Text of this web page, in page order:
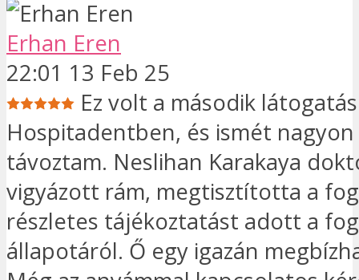
Erhan Eren
22:01 13 Feb 25
Ez volt a második
Hospitadentben, és ismét
távoztam. Neslihan Karakaya
vigyázott rám, megtisztította a
részletes tájékoztatást adott a
állapotáról. Ő egy igazán